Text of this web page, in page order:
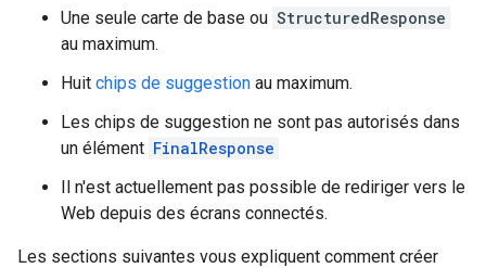
Une seule carte de base ou StructuredResponse
au maximum.
Huit chips de suggestion au maximum.
Les chips de suggestion ne sont pas autorisés dans
un élément FinalResponse
Il n'est actuellement pas possible de rediriger vers le
Web depuis des écrans connectés.
Les sections suivantes vous expliquent comment créer